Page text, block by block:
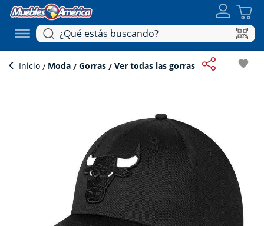
Inicio Moda Gorras Ver todas las gorras favorite